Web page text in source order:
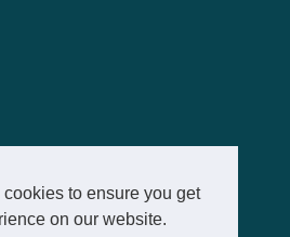
to ensure you get
on our website.